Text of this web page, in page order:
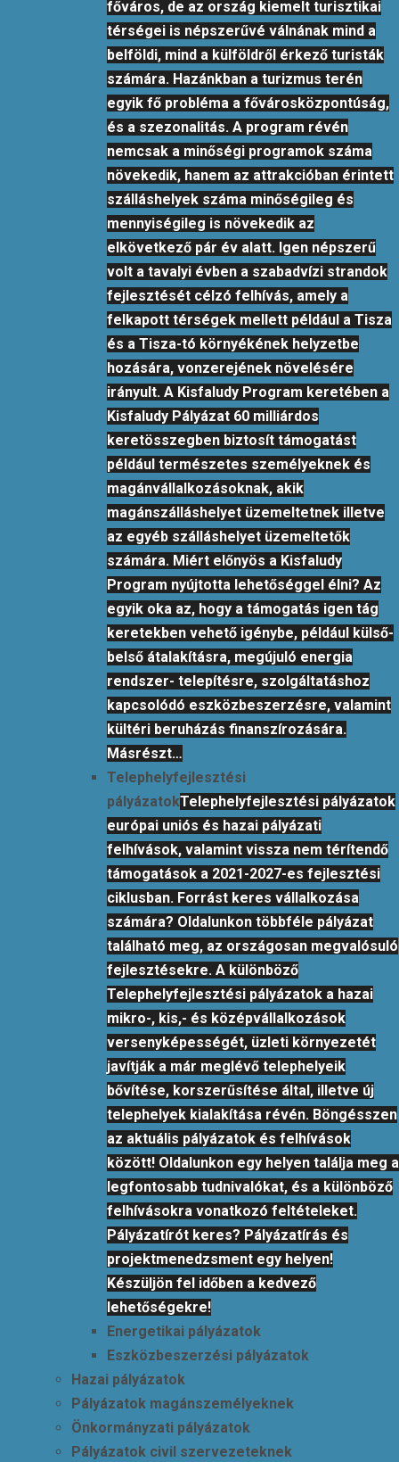
főváros, de az ország kiemelt turisztikai
térségei is népszerűvé válnának mind a
belföldi, mind a külföldről érkező turisták
számára. Hazánkban a turizmus terén
egyik fő probléma a fővárosközpontúság,
és a szezonalitás. A program révén
nemcsak a minőségi programok száma
növekedik, hanem az attrakcióban érintett
szálláshelyek száma minőségileg és
mennyiségileg is növekedik az
elkövetkező pár év alatt. Igen népszerű
volt a tavalyi évben a szabadvízi strandok
fejlesztését célzó felhívás, amely a
felkapott térségek mellett például a Tisza
és a Tisza-tó környékének helyzetbe
hozására, vonzerejének növelésére
irányult. A Kisfaludy Program keretében a
Kisfaludy Pályázat 60 milliárdos
keretösszegben biztosít támogatást
például természetes személyeknek és
magánvállalkozásoknak, akik
magánszálláshelyet üzemeltetnek illetve
az egyéb szálláshelyet üzemeltetők
számára. Miért előnyös a Kisfaludy
Program nyújtotta lehetőséggel élni? Az
egyik oka az, hogy a támogatás igen tág
keretekben vehető igénybe, például külső-
belső átalakításra, megújuló energia
rendszer- telepítésre, szolgáltatáshoz
kapcsolódó eszközbeszerzésre, valamint
kültéri beruházás finanszírozására.
Másrészt…
Telephelyfejlesztési
pályázatokTelephelyfejlesztési pályázatok
európai uniós és hazai pályázati
felhívások, valamint vissza nem térítendő
támogatások a 2021-2027-es fejlesztési
ciklusban. Forrást keres vállalkozása
számára? Oldalunkon többféle pályázat
található meg, az országosan megvalósuló
fejlesztésekre. A különböző
Telephelyfejlesztési pályázatok a hazai
mikro-, kis,- és középvállalkozások
versenyképességét, üzleti környezetét
javítják a már meglévő telephelyeik
bővítése, korszerűsítése által, illetve új
telephelyek kialakítása révén. Böngésszen
az aktuális pályázatok és felhívások
között! Oldalunkon egy helyen találja meg a
legfontosabb tudnivalókat, és a különböző
felhívásokra vonatkozó feltételeket.
Pályázatírót keres? Pályázatírás és
projektmenedzsment egy helyen!
Készüljön fel időben a kedvező
lehetőségekre!
Energetikai pályázatok
Eszközbeszerzési pályázatok
Hazai pályázatok
Pályázatok magánszemélyeknek
Önkormányzati pályázatok
Pályázatok civil szervezeteknek